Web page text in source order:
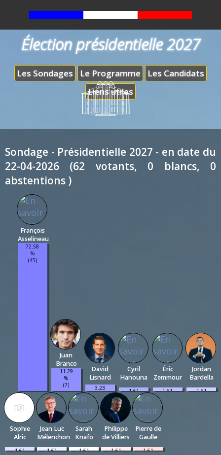
Les Sondages Le Programme
Les Candidats
Liens utiles
Élection présidentielle 2027
Sondage - Présidentielle 2027 - en date du
22-04-2026 (62 votants, 0 blancs, 0
abstentions )
François
Asselineau
72.58
%
(45)
Juan
Branco
11.29
%
(7)
David
Lisnard
3.23
(2)
Cyril
Hanouna
1.61
%
(1)
Éric
Zemmour
1.61
Jordan
Bardella
1.61
Sophie
Alric
1.61
Jean Luc
Mélenchon
1.61
Sarah
Knafo
1.61
Philippe
de Villiers
1.61
Pierre de
Gaulle
1.61